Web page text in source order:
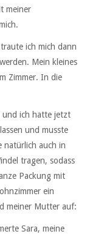
meiner
ich mich dann
Mein kleines
Zimmer. In die
und ich hatte jetzt
und musste
natürlich auch in
tragen, sodass
Packung mit
ein
meiner Mutter auf:
Sara, meine